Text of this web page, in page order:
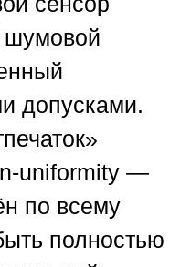
шумовой
допусками.
uniformity —
по всему
полностью